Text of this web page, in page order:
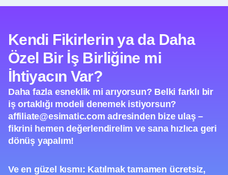
Kendi Fikirlerin ya da Daha
Özel Bir İş Birliğine mi
İhtiyacın Var?
Daha fazla esneklik mi arıyorsun? Belki farklı bir
iş ortaklığı modeli denemek istiyorsun?
affiliate@esimatic.com adresinden bize ulaş –
fikrini hemen değerlendirelim ve sana hızlıca geri
dönüş yapalım!
Ve en güzel kısmı: Katılmak tamamen ücretsiz,